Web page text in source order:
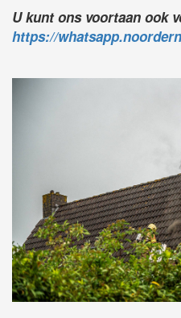
U kunt ons voortaan ook
https://